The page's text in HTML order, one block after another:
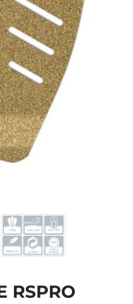
RSPRO